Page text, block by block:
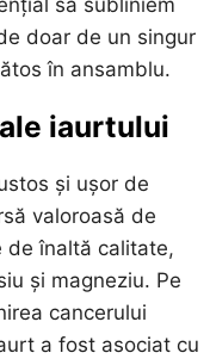
doar de un singur
în ansamblu.
iaurtului
și ușor de
valoroasă de
de înaltă calitate,
și magneziu. Pe
cancerului
a fost asociat cu